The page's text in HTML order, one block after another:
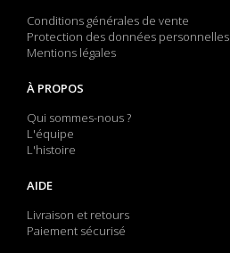
Conditions générales de vente
Protection des données personnelles
Mentions légales
À PROPOS
Qui sommes-nous ?
L'équipe
L'histoire
AIDE
Livraison et retours
Paiement sécurisé